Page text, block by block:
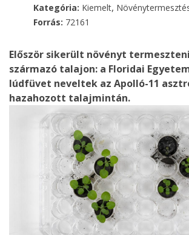
Kategória: Kiemelt,
Forrás: 72161
Először sikerült növényt
származó talajon: a Floridai
lúdfüvet neveltek az Apolló-11
hazahozott talajmintán.